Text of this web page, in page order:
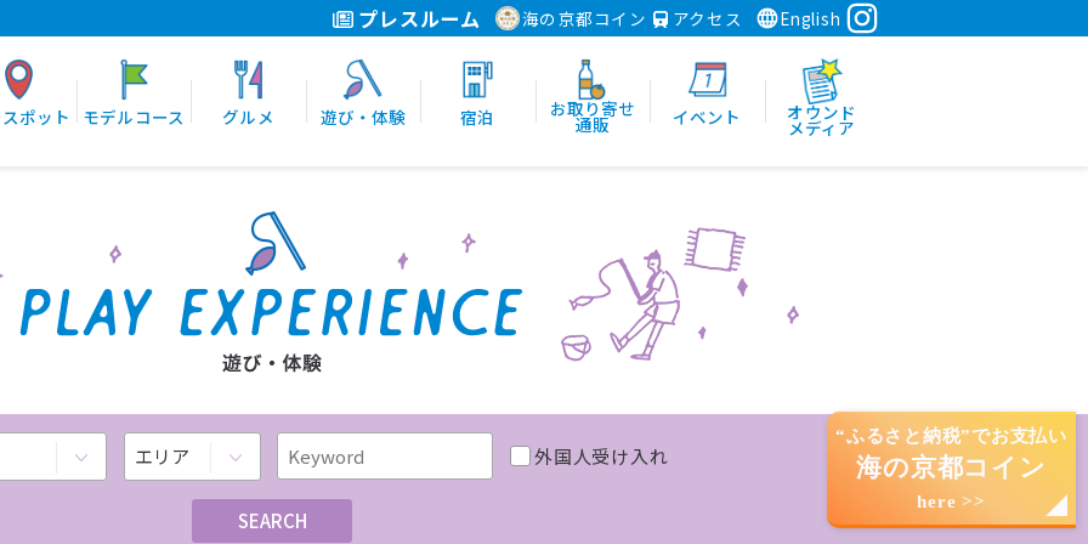
プレスルーム 海の京都コイン アクセス English
ポット モデルコース グルメ 遊び・体験 宿泊 お取り寄せ
通販 イベント オウンド
メディア
“ふるさと納税”でお支払い
海の京都コイン
here >>
外国人受け入れ